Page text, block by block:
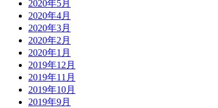
2020年5月
2020年4月
2020年3月
2020年2月
2020年1月
2019年12月
2019年11月
2019年10月
2019年9月